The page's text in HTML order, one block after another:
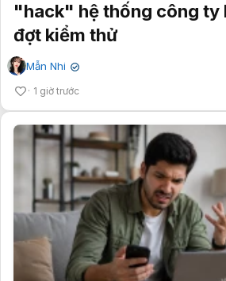
"hack" hệ thống công ty
đợt kiểm thử
Mẫn Nhi ✔
1 giờ trước